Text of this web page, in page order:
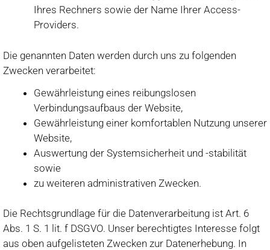
Ihres Rechners sowie der Name Ihrer Access-
Providers.
Die genannten Daten werden durch uns zu folgenden
Zwecken verarbeitet:
Gewährleistung eines reibungslosen
Verbindungsaufbaus der Website,
Gewährleistung einer komfortablen Nutzung unserer
Website,
Auswertung der Systemsicherheit und -stabilität
sowie
zu weiteren administrativen Zwecken.
Die Rechtsgrundlage für die Datenverarbeitung ist Art. 6
Abs. 1 S. 1 lit. f DSGVO. Unser berechtigtes Interesse folgt
aus oben aufgelisteten Zwecken zur Datenerhebung. In